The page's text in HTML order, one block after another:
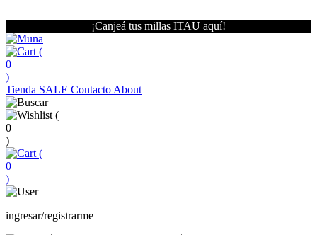
¡Canjeá tus millas ITAU aquí!
(
0
)
Tienda SALE Contacto About
(
0
)
(
0
)
ingresar/registrarme